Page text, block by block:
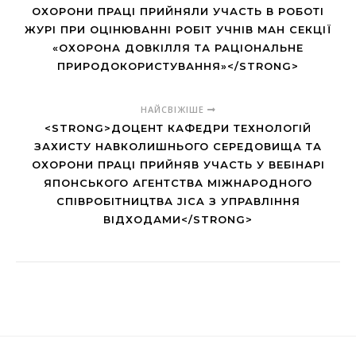
ОХОРОНИ ПРАЦІ ПРИЙНЯЛИ УЧАСТЬ В РОБОТІ
ЖУРІ ПРИ ОЦІНЮВАННІ РОБІТ УЧНІВ МАН СЕКЦІЇ
«ОХОРОНА ДОВКІЛЛЯ ТА РАЦІОНАЛЬНЕ
ПРИРОДОКОРИСТУВАННЯ»</STRONG>
НАЙСВІЖІШЕ
<STRONG>ДОЦЕНТ КАФЕДРИ ТЕХНОЛОГІЙ
ЗАХИСТУ НАВКОЛИШНЬОГО СЕРЕДОВИЩА ТА
ОХОРОНИ ПРАЦІ ПРИЙНЯВ УЧАСТЬ У ВЕБІНАРІ
ЯПОНСЬКОГО АГЕНТСТВА МІЖНАРОДНОГО
СПІВРОБІТНИЦТВА JICA З УПРАВЛІННЯ
ВІДХОДАМИ</STRONG>